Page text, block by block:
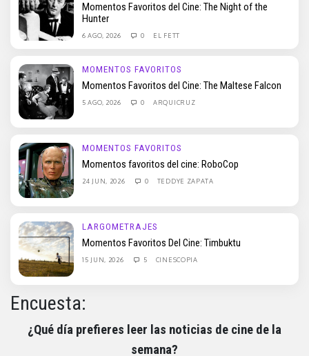
Momentos Favoritos del Cine: The Night of the
Hunter
6 AGO, 2026 0 EL FETT
MOMENTOS FAVORITOS
Momentos Favoritos del Cine: The Maltese Falcon
5 AGO, 2026 0 ARQUICRUZ
MOMENTOS FAVORITOS
Momentos favoritos del cine: RoboCop
24 JUN, 2026 0 TEDDYE ZAPATA
LARGOMETRAJES
Momentos Favoritos Del Cine: Timbuktu
15 JUN, 2026 5 CINESCOPIA
Encuesta:
¿Qué día prefieres leer las noticias de cine de la
semana?